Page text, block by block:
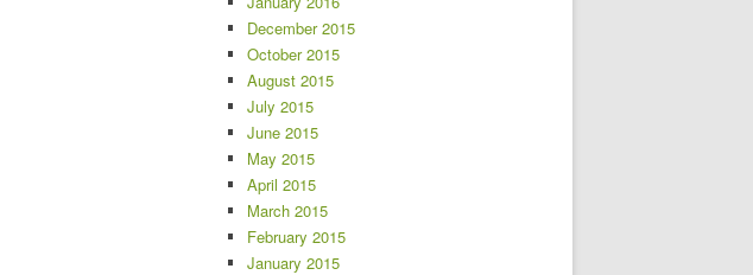
December 2015
October 2015
August 2015
July 2015
June 2015
May 2015
April 2015
March 2015
February 2015
January 2015